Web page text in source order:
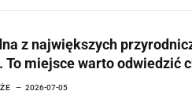
z największych
To miejsce warto odwiedzić
2026-07-05